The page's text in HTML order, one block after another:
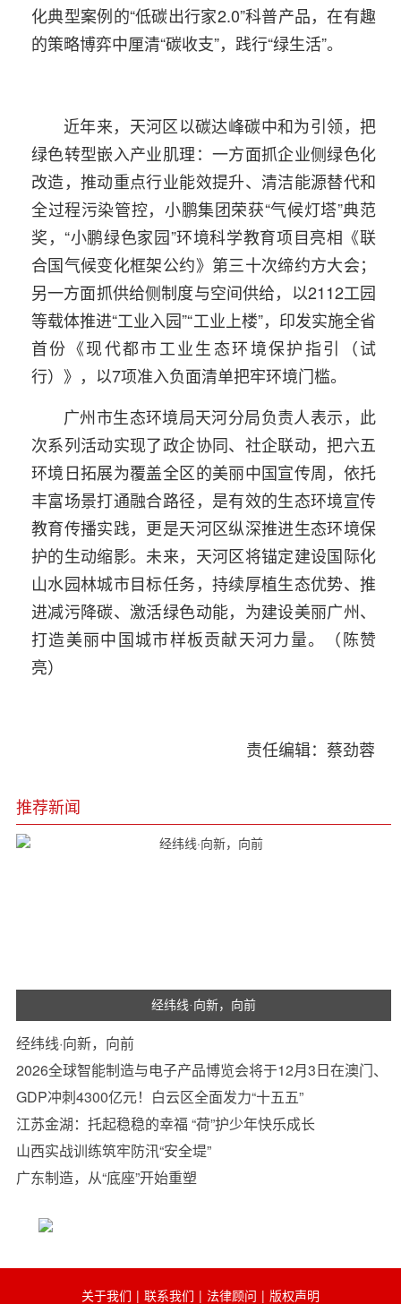
化典型案例的“低碳出行家2.0”科普产品，在有趣
的策略博弈中厘清“碳收支”，践行“绿生活”。
近年来，天河区以碳达峰碳中和为引领，把
绿色转型嵌入产业肌理：一方面抓企业侧绿色化
改造，推动重点行业能效提升、清洁能源替代和
全过程污染管控，小鹏集团荣获“气候灯塔”典范
奖，“小鹏绿色家园”环境科学教育项目亮相《联
合国气候变化框架公约》第三十次缔约方大会；
另一方面抓供给侧制度与空间供给，以2112工园
等载体推进“工业入园”“工业上楼”，印发实施全省
首份《现代都市工业生态环境保护指引（试
行）》，以7项准入负面清单把牢环境门槛。
广州市生态环境局天河分局负责人表示，此
次系列活动实现了政企协同、社企联动，把六五
环境日拓展为覆盖全区的美丽中国宣传周，依托
丰富场景打通融合路径，是有效的生态环境宣传
教育传播实践，更是天河区纵深推进生态环境保
护的生动缩影。未来，天河区将锚定建设国际化
山水园林城市目标任务，持续厚植生态优势、推
进减污降碳、激活绿色动能，为建设美丽广州、
打造美丽中国城市样板贡献天河力量。（陈赞
亮）
责任编辑：蔡劲蓉
推荐新闻
经纬线·向新，向前
经纬线·向新，向前
2026全球智能制造与电子产品博览会将于12月3日在澳门、
珠海同步举办
GDP冲刺4300亿元！白云区全面发力“十五五”
江苏金湖：托起稳稳的幸福 “荷”护少年快乐成长
山西实战训练筑牢防汛“安全堤”
广东制造，从“底座”开始重塑
关于我们 | 联系我们 | 法律顾问 | 版权声明